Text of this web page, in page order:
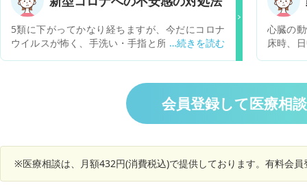
という言葉は聞いたことはありましたが、深く考
えたことはなく、少し調べると「前立腺が卵ほど
に大きくなり、尿の勢いが弱くなる・頻尿にな
る」とありました。今日の医師の話では、「尿の
出が悪くなれば治療を検討」「頻尿はあまり関係
手術」「大きくなるかは人それぞれ」とのことで
した。 私は還暦を過ぎ、実際に尿の勢いが弱く、
夜間も1〜2時間おきにトイレに行きます。ただ
なことと考え、ある程度は受け入れてきました。
老眼なら眼鏡を新調すれば済みますが、前立腺の
すには
のでし
5類に下がってかなり経ちますが、今だにコロナ
ウイルスが怖く、手洗い・手指と所持品の消毒・
クは改善できません。手洗いで肩が痛くなったり
とても疲れます。 手洗いを数分した後よく消毒を
しても、外出先では食べ物に直接触れて食べるこ
とができないことが多いです。 他の人たちのよう
ていないかもしれないという不安がさらに怖くさ
せるので、上記の行動がやめられません。どうし
心臓の
床時、
特に治
り、話
す。い
ありこ
会員登録して医療相
※医療相談は、月額432円(消費税込)で提供しております。有料会